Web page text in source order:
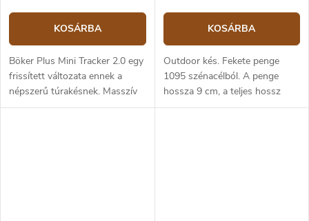
KOSÁRBA
Böker Plus Mini Tracker 2.0 egy
frissített változata ennek a
népszerű túrakésnek. Masszív
13,5 cm hosszú pengéje 1095-
KOSÁRBA
Outdoor kés. Fekete penge
1095 szénacélból. A penge
hossza 9 cm, a teljes hossz
19,7 cm. A markolat barna